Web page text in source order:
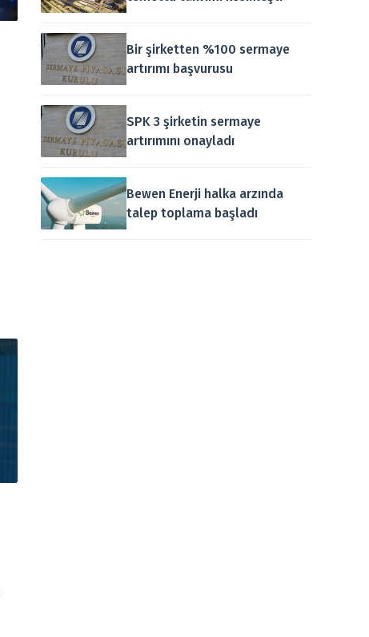
Bir şirketten %100 sermaye
artırımı başvurusu
SPK 3 şirketin sermaye
artırımını onayladı
Bewen Enerji halka arzında
talep toplama başladı